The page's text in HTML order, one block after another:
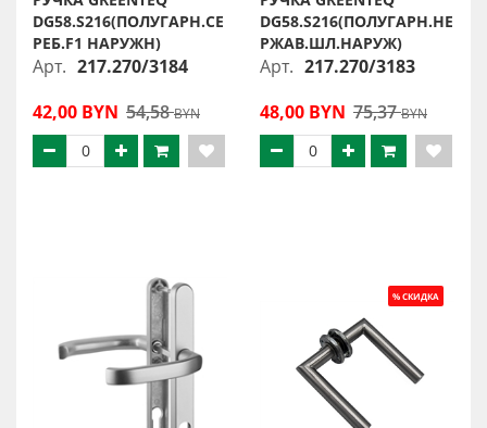
DG58.S216(ПОЛУГАРН.СЕ
РЕБ.F1 НАРУЖН)
Арт. 217.270/3184
42,00 BYN 54,58BYN
DG58.S216(ПОЛУГАРН.НЕ
РЖАВ.ШЛ.НАРУЖ)
Арт. 217.270/3183
48,00 BYN 75,37BYN